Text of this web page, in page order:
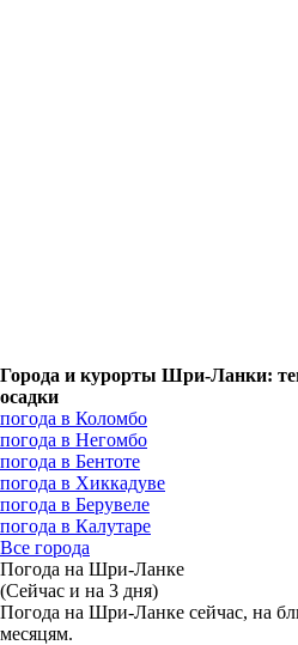
Города и курорты Шри-Ланки:
осадки
погода в Коломбо
погода в Негомбо
погода в Бентоте
погода в Хиккадуве
погода в Берувеле
погода в Калутаре
Все города
Погода на Шри-Ланке
(Сейчас и на 3 дня)
Погода на Шри-Ланке сейчас, на
месяцям.